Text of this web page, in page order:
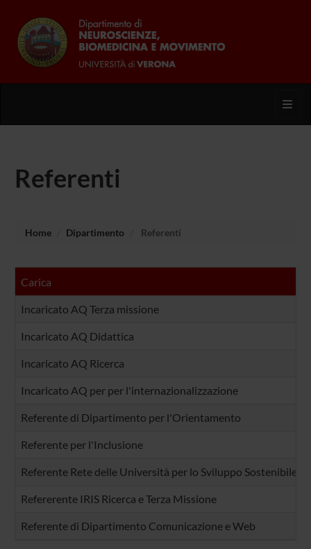
Referenti
Home Dipartimento Referenti
Carica
Incaricato AQ Terza missione
Incaricato AQ Didattica
Incaricato AQ Ricerca
Incaricato AQ per per l'internazionalizzazione
Referente di Dipartimento per l'Orientamento
Referente per l'Inclusione
Referente Rete delle Università per lo Sviluppo Sostenibile -
Refererente IRIS Ricerca e Terza Missione
Referente di Dipartimento Comunicazione e Web